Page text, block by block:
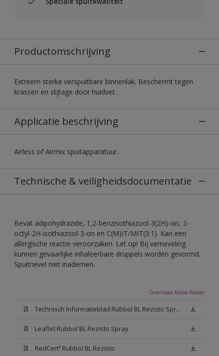
Productomschrijving
Extreem sterke verspuitbare binnenlak. Beschermt tegen
krassen en slijtage door huidvet.
Applicatie beschrijving
Airless of Airmix spuitapparatuur.
Technische & veiligheidsdocumentatie
Bevat adipohydrazide, 1,2-benzisothiazool-3(2H)-on, 2-
octyl-2H-isothiazool-3-on en C(M)IT/MIT(3:1). Kan een
allergische reactie veroorzaken. Let op! Bij verneveling
kunnen gevaarlijke inhaleerbare druppels worden gevormd.
Spuitnevel niet inademen.
Download Adobe Reader
Technisch Informatieblad Rubbol BL Rezisto Spray (PDF)
Leaflet Rubbol BL Rezisto Spray
RedCert² Rubbol BL Rezisto